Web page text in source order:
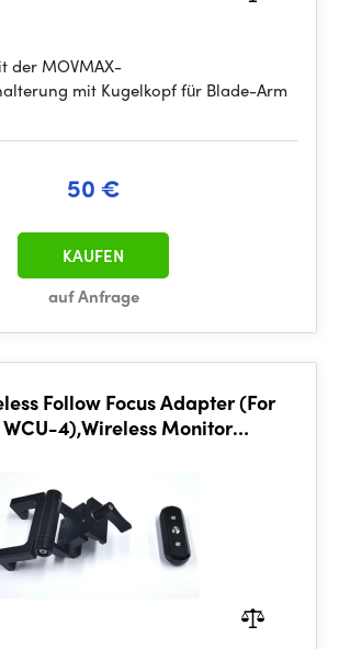
der MOVMAX-
mit Kugelkopf für Blade-Arm
50 €
auf Anfrage
KAUFEN
Follow Focus Adapter (For
WCU-4),Wireless Monitor